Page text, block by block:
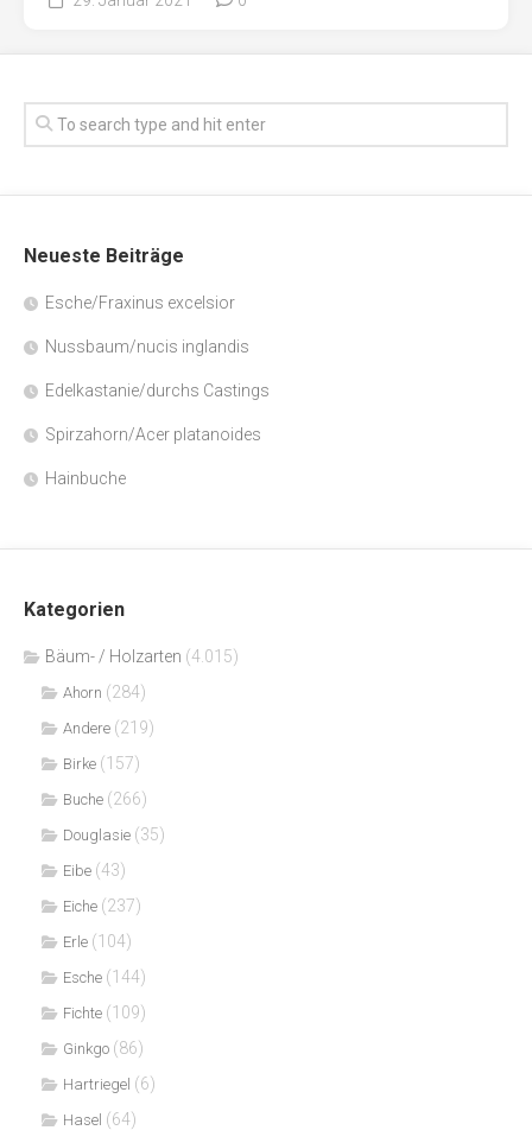
Neueste Beiträge
Esche/Fraxinus excelsior
Nussbaum/nucis inglandis
Edelkastanie/durchs Castings
Spirzahorn/Acer platanoides
Hainbuche
Kategorien
Bäum- / Holzarten (4.015)
Ahorn (284)
Andere (219)
Birke (157)
Buche (266)
Douglasie (35)
Eibe (43)
Eiche (237)
Erle (104)
Esche (144)
Fichte (109)
Ginkgo (86)
Hartriegel (6)
Hasel (64)